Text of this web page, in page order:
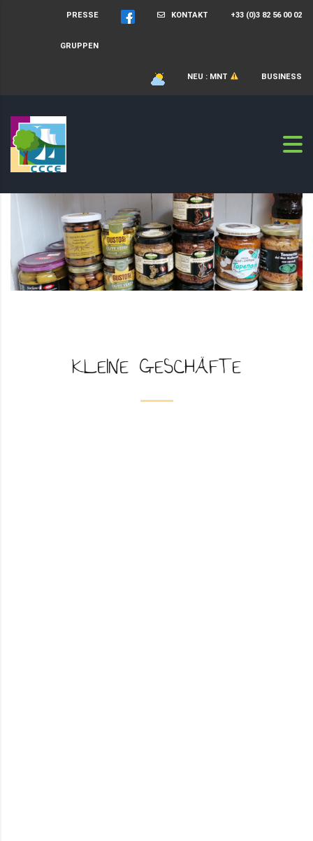
+33 (0)3 82 56 00 02
KONTAKT
PRESSE
GRUPPEN
BUSINESS
NEU : MNT
KLEINE GESCHÄFTE